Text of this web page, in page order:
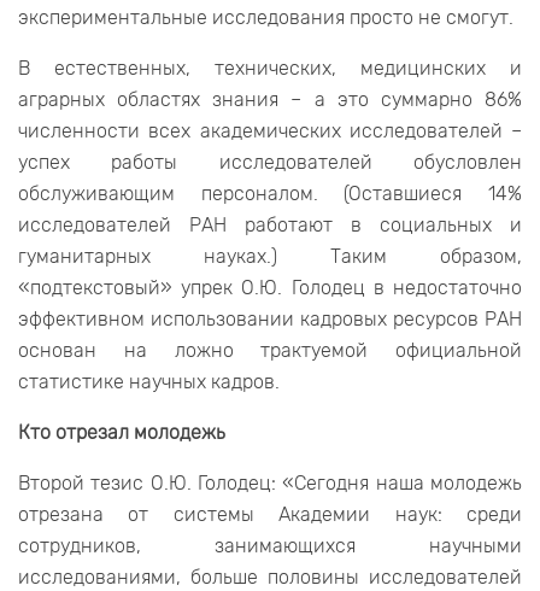
экспериментальные исследования просто не смогут.
В естественных, технических, медицинских и
аграрных областях знания – а это суммарно 86%
численности всех академических исследователей –
успех работы исследователей обусловлен
обслуживающим персоналом. (Оставшиеся 14%
исследователей РАН работают в социальных и
гуманитарных науках.) Таким образом,
«подтекстовый» упрек О.Ю. Голодец в недостаточно
эффективном использовании кадровых ресурсов РАН
основан на ложно трактуемой официальной
статистике научных кадров.
Кто отрезал молодежь
Второй тезис О.Ю. Голодец: «Сегодня наша молодежь
отрезана от системы Академии наук: среди
сотрудников, занимающихся научными
исследованиями, больше половины исследователей